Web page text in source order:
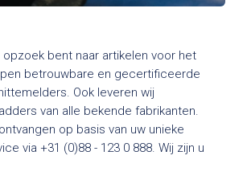
bent naar artikelen voor het
betrouwbare en gecertificeerde
Ook leveren wij
van alle bekende fabrikanten.
op basis van uw unieke
via +31 (0)88 - 123 0 888. Wij zijn u